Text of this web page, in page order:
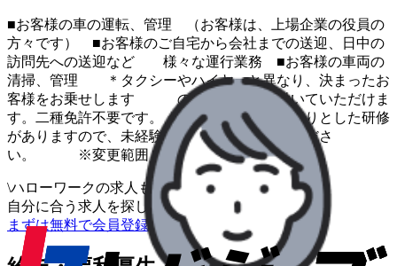
■お客様の車の運転、管理 （お客様は、上場企業の役員の
方々です） ■お客様のご自宅から会社までの送迎、日中の
訪問先への送迎など 様々な運行業務 ■お客様の車両の
清掃、管理 ＊タクシーやハイヤーと異なり、決まったお
客様をお乗せします ので、安定して働いていただけま
す。二種免許不要です。 ＊入社後にしっかりとした研修
がありますので、未経験の方も ご安心くださ
い。 ※変更範囲：変更なし
\ハローワークの求人も一括管理
自分に合う求人を探してもらう
まずは無料で会員登録